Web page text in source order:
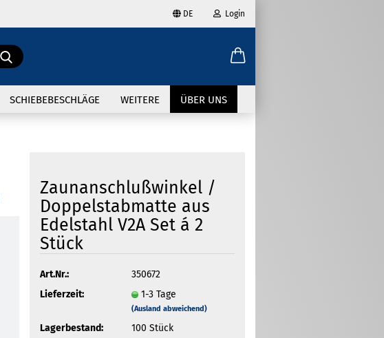
DE
Sprache auswählen
Lieferland
Login
Konto erstellen
Passwort vergessen?
Nach
Produkten
SCHIEBEBESCHLÄGE ÜBER UNS
WEITERE
Zaunanschlußwinkel /
Doppelstabmatte aus
Edelstahl V2A Set á 2
Stück
Art.Nr.:
350672
Lieferzeit:
1-3 Tage
(Ausland abweichend)
Lagerbestand: 100 Stück